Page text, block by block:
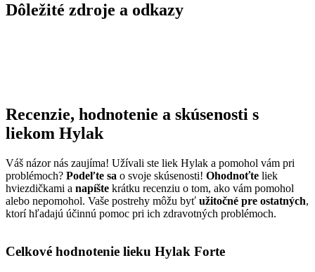
Dôležité zdroje a odkazy
Recenzie, hodnotenie a skúsenosti s
liekom Hylak
Váš názor nás zaujíma! Užívali ste liek Hylak a pomohol vám pri
problémoch? Podeľte sa o svoje skúsenosti! Ohodnoťte liek
hviezdičkami a napíšte krátku recenziu o tom, ako vám pomohol
alebo nepomohol. Vaše postrehy môžu byť užitočné pre ostatných,
ktorí hľadajú účinnú pomoc pri ich zdravotných problémoch.
Celkové hodnotenie lieku Hylak Forte